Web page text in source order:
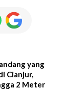
yang
Cianjur,
2 Meter